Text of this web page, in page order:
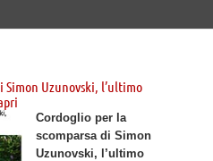
Simon Uzunovski, l’ultimo
Cordoglio per la
scomparsa di Simon
Uzunovski, l’ultimo